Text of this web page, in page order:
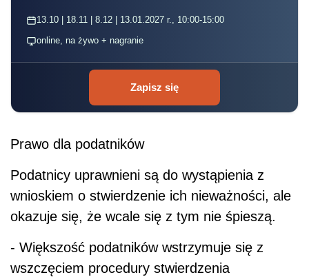
13.10 | 18.11 | 8.12 | 13.01.2027 r., 10:00-15:00
online, na żywo + nagranie
Zapisz się
Prawo dla podatników
Podatnicy uprawnieni są do wystąpienia z
wnioskiem o stwierdzenie ich nieważności, ale
okazuje się, że wcale się z tym nie śpieszą.
- Większość podatników wstrzymuje się z
wszczęciem procedury stwierdzenia